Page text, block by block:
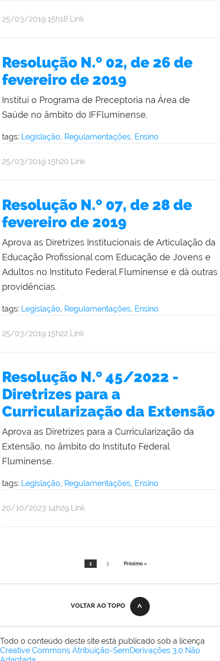
por
Reitoria
publicado
25/03/2019 15h18 Link
Resolução N.º 02, de 26 de
fevereiro de 2019
Institui o Programa de Preceptoria na Área de
Saúde no âmbito do IFFluminense.
tags: Legislação, Regulamentações, Ensino
por
Reitoria
publicado
25/03/2019 15h20 Link
Resolução N.º 07, de 28 de
fevereiro de 2019
Aprova as Diretrizes Institucionais de Articulação da
Educação Profissional com Educação de Jovens e
Adultos no Instituto Federal Fluminense e dá outras
providências.
tags: Legislação, Regulamentações, Ensino
por
Reitoria
publicado
25/03/2019 15h22 Link
Resolução N.º 45/2022 -
Diretrizes para a
Curricularização da Extensão
Aprova as Diretrizes para a Curricularização da
Extensão, no âmbito do Instituto Federal
Fluminense.
tags: Legislação, Regulamentações, Ensino
por
publicado
20/10/2023 14h29 Link
1 2 Próximo »
VOLTAR AO TOPO
Todo o conteúdo deste site está publicado sob a licença
Creative Commons Atribuição-SemDerivações 3.0 Não